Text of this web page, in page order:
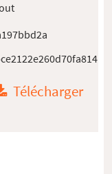
Télécharger